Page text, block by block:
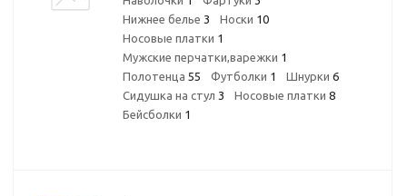
Нижнее белье 3 Носки 10
Носовые платки 1
Мужские перчатки,варежки 1
Полотенца 55 Футболки 1 Шнурки 6
Сидушка на стул 3 Носовые платки 8
Бейсболки 1